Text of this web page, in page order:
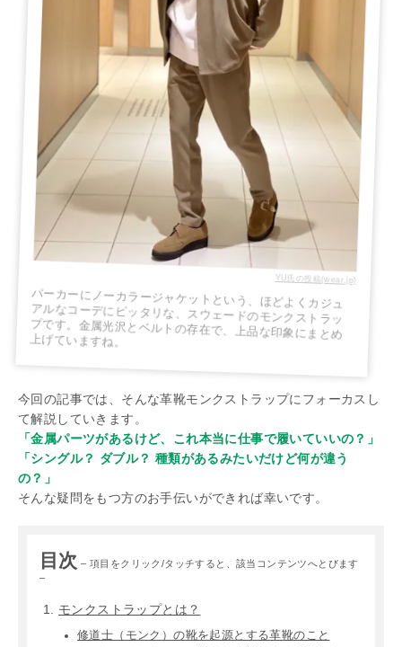
YU氏の投稿(wear.jp)
パーカーにノーカラージャケットという、ほどよくカジュ
アルなコーデにピッタリな、スウェードのモンクストラッ
プです。金属光沢とベルトの存在で、上品な印象にまとめ
上げていますね。
今回の記事では、そんな革靴モンクストラップにフォーカスし
て解説していきます。
「金属パーツがあるけど、これ本当に仕事で履いていいの？」
「シングル？ ダブル？ 種類があるみたいだけど何が違う
の？」
そんな疑問をもつ方のお手伝いができれば幸いです。
目次 – 項目をクリック/タッチすると、該当コンテンツへとびます
–
モンクストラップとは？
修道士（モンク）の靴を起源とする革靴のこと